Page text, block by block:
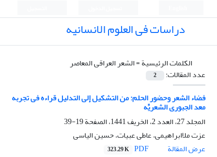
دراسات فی العلوم الانسانیه
الكلمات الرئيسية =الشعر العراقی المعاصر
عدد المقالات:
2
فضاء الشعر وحضور الحلم: من التشکیل إلی التدلیل قراءه فی تجربه
معد الجبوری الشعریِّه
المجلد 27، العدد 2، الخريف 1441، الصفحة
19-39
عزت ملاابراهیمی، عاطی عبیات، حسین الیاسی
عرض المقالة
323.29 K